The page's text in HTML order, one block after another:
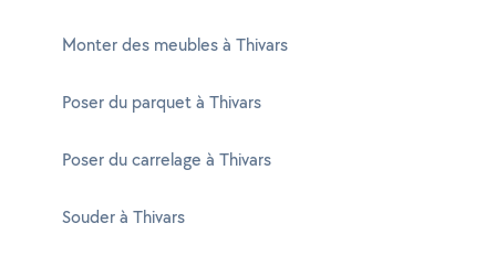
Monter des meubles à Thivars
Poser du parquet à Thivars
Poser du carrelage à Thivars
Souder à Thivars